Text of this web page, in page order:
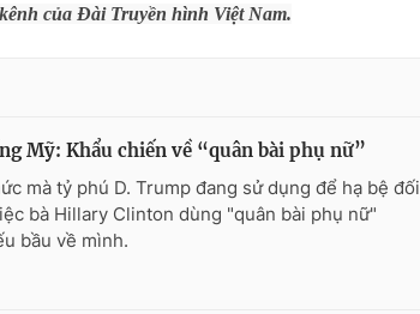
của Đài Truyền hình Việt Nam.
Mỹ: Khẩu chiến về “quân bài phụ nữ”
mà tỷ phú D. Trump đang sử dụng để hạ bệ đối
bà Hillary Clinton dùng "quân bài phụ nữ"
bầu về mình.